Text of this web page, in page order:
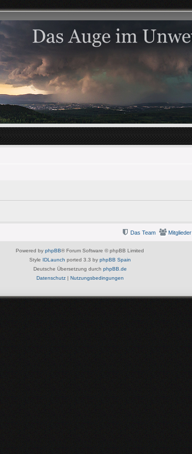
Mitglieder
Das Team
Powered by phpBB® Forum Software © phpBB Limited
Style IDLaunch ported 3.3 by phpBB Spain
Deutsche Übersetzung durch phpBB.de
Datenschutz| Nutzungsbedingungen